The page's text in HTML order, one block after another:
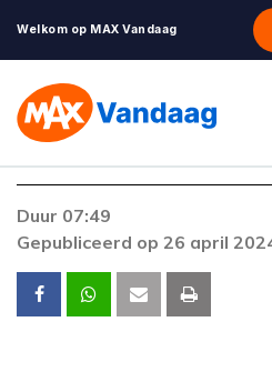
Welkom op MAX Vandaag
Er is een licentie-fout
contact op met onze
Duur 07:49
Gepubliceerd op 26 april